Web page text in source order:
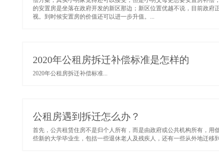
的安置房是坐落在政府开发的新区那边；新区位置优越不说，目前政
视。到时候安置房的价值还可以进一步升值。...
2020年公租房拆迁补偿标准是怎样的
2020年公租房拆迁补偿标准...
公租房遇到拆迁怎么办？
首先，公共租赁住房不是归个人所有，而是由政府或公共机构所有，
些新的大学毕业生，包括一些退休老人及残疾人，还有一些从外地迁移